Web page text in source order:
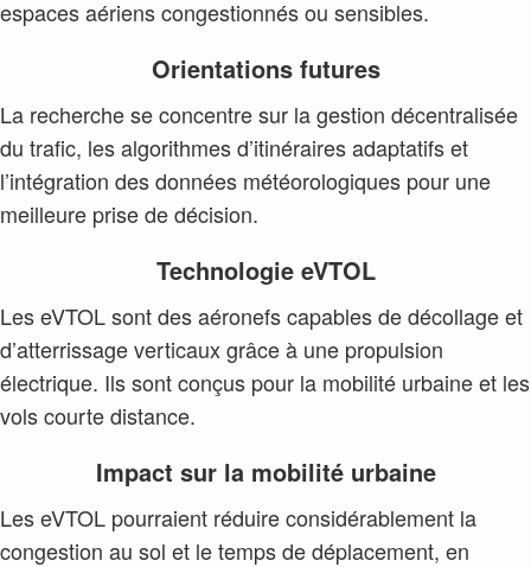
espaces aériens congestionnés ou sensibles.
Orientations futures
La recherche se concentre sur la gestion décentralisée
du trafic, les algorithmes d’itinéraires adaptatifs et
l’intégration des données météorologiques pour une
meilleure prise de décision.
Technologie eVTOL
Les eVTOL sont des aéronefs capables de décollage et
d’atterrissage verticaux grâce à une propulsion
électrique. Ils sont conçus pour la mobilité urbaine et les
vols courte distance.
Impact sur la mobilité urbaine
Les eVTOL pourraient réduire considérablement la
congestion au sol et le temps de déplacement, en